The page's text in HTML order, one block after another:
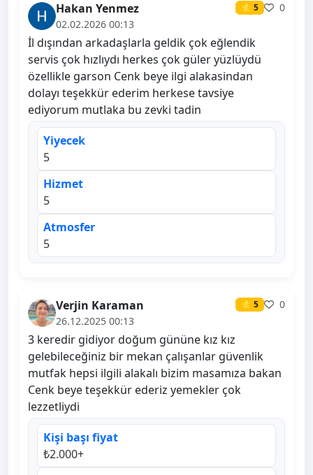
Hakan Yenmez ⭐ 5
0
02.02.2026 00:13
İl dışından arkadaşlarla geldik çok eğlendik
servis çok hızlıydı herkes çok güler yüzlüydü
özellikle garson Cenk beye ilgi alakasindan
dolayı teşekkür ederim herkese tavsiye
ediyorum mutlaka bu zevki tadin
Yiyecek
5
Hizmet
5
Atmosfer
5
Verjin Karaman ⭐ 5
0
26.12.2025 00:13
3 keredir gidiyor doğum gününe kız kız
gelebileceğiniz bir mekan çalışanlar güvenlik
mutfak hepsi ilgili alakalı bizim masamıza bakan
Cenk beye teşekkür ederiz yemekler çok
lezzetliydi
Kişi başı fiyat
₺2.000+